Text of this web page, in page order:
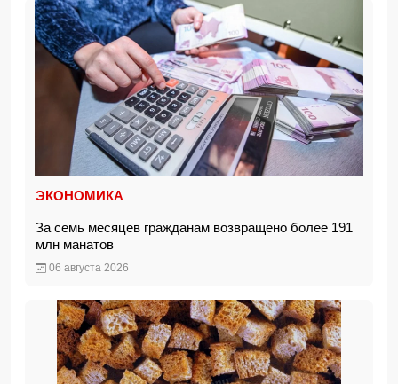
ЭКОНОМИКА
За семь месяцев гражданам возвращено более 191
млн манатов
06 августа 2026